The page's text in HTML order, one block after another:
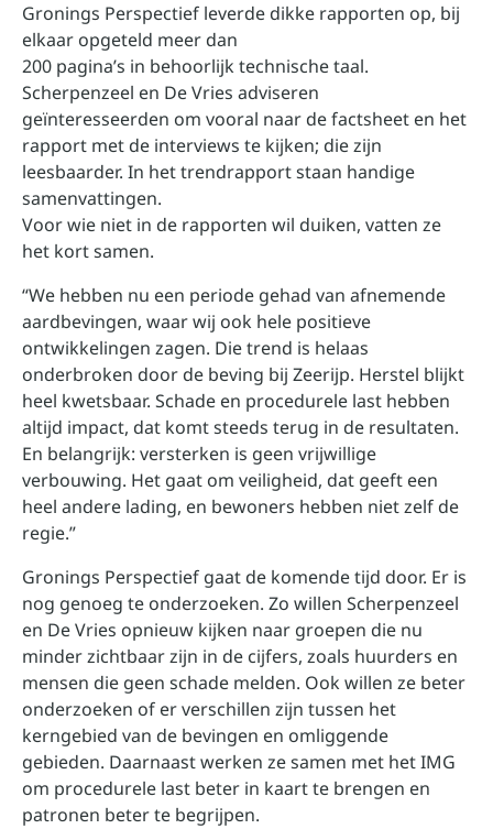
Gronings Perspectief leverde dikke rapporten op, bij
elkaar opgeteld meer dan
200 pagina’s in behoorlijk technische taal.
Scherpenzeel en De Vries adviseren
geïnteresseerden om vooral naar de factsheet en het
rapport met de interviews te kijken; die zijn
leesbaarder. In het trendrapport staan handige
samenvattingen.
Voor wie niet in de rapporten wil duiken, vatten ze
het kort samen.
“We hebben nu een periode gehad van afnemende
aardbevingen, waar wij ook hele positieve
ontwikkelingen zagen. Die trend is helaas
onderbroken door de beving bij Zeerijp. Herstel blijkt
heel kwetsbaar. Schade en procedurele last hebben
altijd impact, dat komt steeds terug in de resultaten.
En belangrijk: versterken is geen vrijwillige
verbouwing. Het gaat om veiligheid, dat geeft een
heel andere lading, en bewoners hebben niet zelf de
regie.”
Gronings Perspectief gaat de komende tijd door. Er is
nog genoeg te onderzoeken. Zo willen Scherpenzeel
en De Vries opnieuw kijken naar groepen die nu
minder zichtbaar zijn in de cijfers, zoals huurders en
mensen die geen schade melden. Ook willen ze beter
onderzoeken of er verschillen zijn tussen het
kerngebied van de bevingen en omliggende
gebieden. Daarnaast werken ze samen met het IMG
om procedurele last beter in kaart te brengen en
patronen beter te begrijpen.